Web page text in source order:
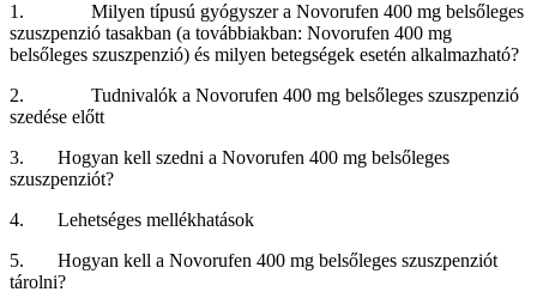
1. Milyen típusú gyógyszer a Novorufen 400 mg belsőleges
szuszpenzió tasakban (a továbbiakban: Novorufen 400 mg
belsőleges szuszpenzió) és milyen betegségek esetén alkalmazható?
2. Tudnivalók a Novorufen 400 mg belsőleges szuszpenzió
szedése előtt
3. Hogyan kell szedni a Novorufen 400 mg belsőleges
szuszpenziót?
4. Lehetséges mellékhatások
5. Hogyan kell a Novorufen 400 mg belsőleges szuszpenziót
tárolni?